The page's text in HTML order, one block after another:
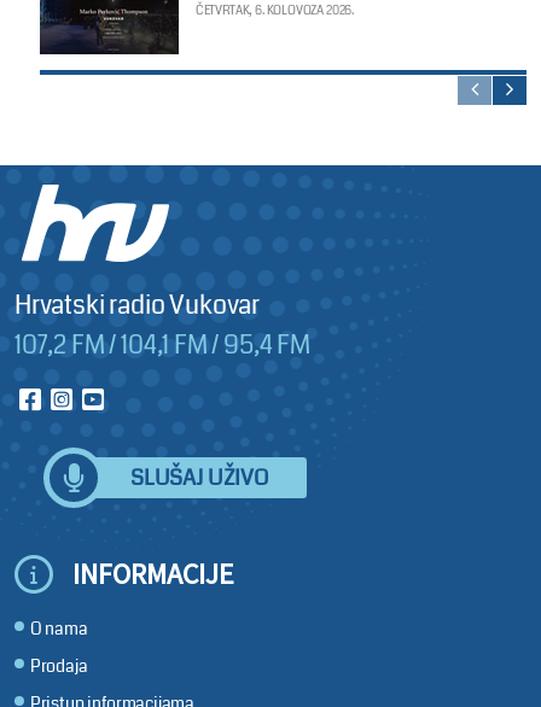
ČETVRTAK, 6. KOLOVOZA 2026.
Hrvatski radio Vukovar
107,2 FM / 104,1 FM / 95,4 FM
SLUŠAJ UŽIVO
INFORMACIJE
O nama
Prodaja